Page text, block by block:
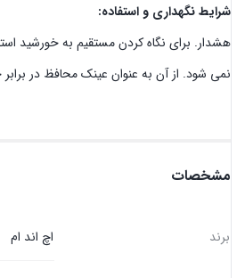
:شرایط نگهداری و استفاده
هشدار. برای نگاه کردن مستقیم به خورشید
نمی شود. از آن به عنوان عینک محافظ در
مشخصات
برند اچ اند ام